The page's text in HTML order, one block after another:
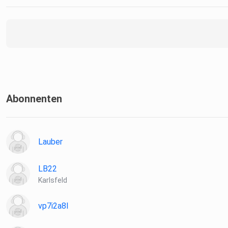
Abonnenten
Lauber
LB22
Karlsfeld
vp7i2a8l